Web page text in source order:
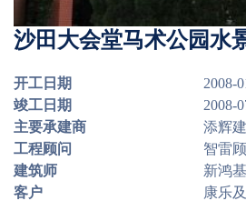
沙田大会堂马术公园水
开工日期
2008-
竣工日期
2008-
主要承建商
添辉
工程顾问
智雷
建筑师
新鸿
客户
康乐